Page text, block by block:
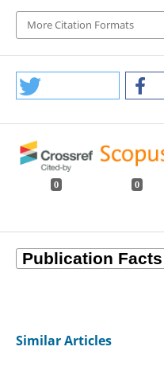
More Citation Formats
0 0
Similar Articles